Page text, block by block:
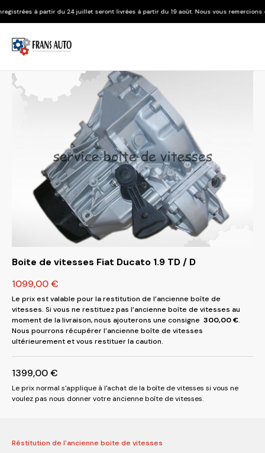
24 juillet seront livrées à partir du 19 août. Nous vous remercions de votre
Boite de vitesses Fiat Ducato 1.9 TD / D
1099,00€
Le prix est valable pour la restitution de l’ancienne boîte de
vitesses. Si vous ne restituez pas l’ancienne boîte de vitesses au
moment de la livraison, nous ajouterons une consigne 300,00€.
Nous pourrons récupérer l’ancienne boîte de vitesses
ultérieurement et vous restituer la caution.
1399,00€
Le prix normal s'applique à l'achat de la boîte de vitesses si vous ne
voulez pas nous donner votre ancienne boîte de vitesses.
Réstitution de l'ancienne boite de vitesses